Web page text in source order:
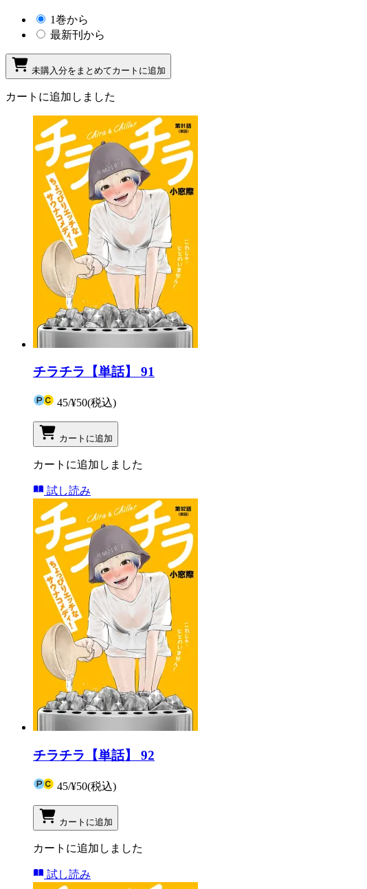
1巻から
最新刊から
未購入分をまとめてカートに追加
カートに追加しました
チラチラ【単話】 91
45/¥50(税込)
カートに追加
カートに追加しました
試し読み
チラチラ【単話】 92
45/¥50(税込)
カートに追加
カートに追加しました
試し読み